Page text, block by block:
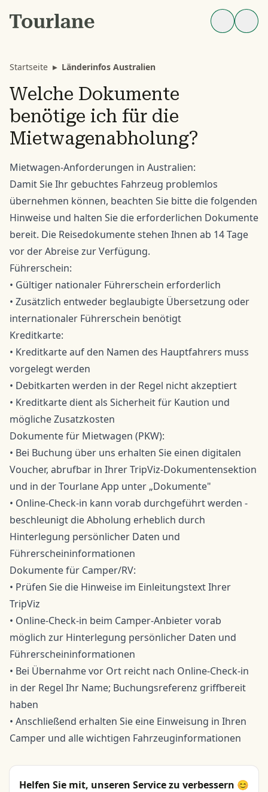
Startseite ▸ Länderinfos Australien
Welche Dokumente
benötige ich für die
Mietwagenabholung?
Mietwagen-Anforderungen in Australien:
Damit Sie Ihr gebuchtes Fahrzeug problemlos
übernehmen können, beachten Sie bitte die folgenden
Hinweise und halten Sie die erforderlichen Dokumente
bereit. Die Reisedokumente stehen Ihnen ab 14 Tage
vor der Abreise zur Verfügung.
Führerschein:
• Gültiger nationaler Führerschein erforderlich
• Zusätzlich entweder beglaubigte Übersetzung oder
internationaler Führerschein benötigt
Kreditkarte:
• Kreditkarte auf den Namen des Hauptfahrers muss
vorgelegt werden
• Debitkarten werden in der Regel nicht akzeptiert
• Kreditkarte dient als Sicherheit für Kaution und
mögliche Zusatzkosten
Dokumente für Mietwagen (PKW):
• Bei Buchung über uns erhalten Sie einen digitalen
Voucher, abrufbar in Ihrer TripViz-Dokumentensektion
und in der Tourlane App unter „Dokumente"
• Online-Check-in kann vorab durchgeführt werden -
beschleunigt die Abholung erheblich durch
Hinterlegung persönlicher Daten und
Führerscheininformationen
Dokumente für Camper/RV:
• Prüfen Sie die Hinweise im Einleitungstext Ihrer
TripViz
• Online-Check-in beim Camper-Anbieter vorab
möglich zur Hinterlegung persönlicher Daten und
Führerscheininformationen
• Bei Übernahme vor Ort reicht nach Online-Check-in
in der Regel Ihr Name; Buchungsreferenz griffbereit
haben
• Anschließend erhalten Sie eine Einweisung in Ihren
Camper und alle wichtigen Fahrzeuginformationen
Helfen Sie mit, unseren Service zu verbessern 😊